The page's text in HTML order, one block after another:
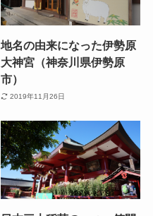
地名の由来になった伊勢原
大神宮（神奈川県伊勢原
市）
2019年11月26日